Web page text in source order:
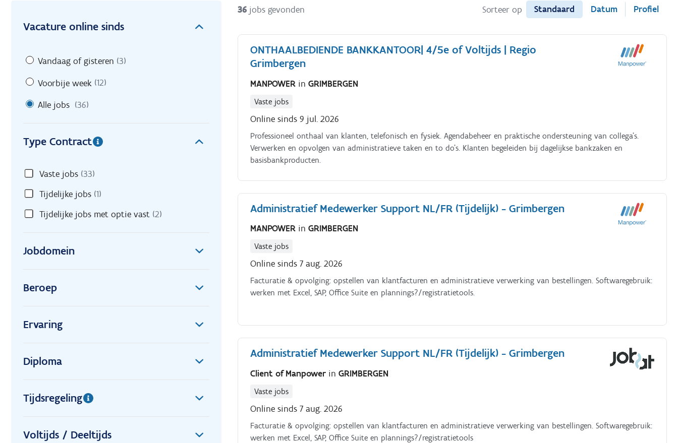
Vacature online sinds
Vandaag of gisteren (3)
Voorbije week (12)
Alle jobs (36)
Type Contract
Vaste jobs (33)
Tijdelijke jobs (1)
Tijdelijke jobs met optie vast (2)
Jobdomein
Beroep
Ervaring
Diploma
Tijdsregeling
Voltijds / Deeltijds
36 jobs gevonden Sorteer op Standaard Datum Profiel
ONTHAALBEDIENDE BANKKANTOOR| 4/5e of Voltijds | Regio
Grimbergen
MANPOWER inGRIMBERGEN
Vaste jobs
Online sinds 9 jul. 2026
Professioneel onthaal van klanten, telefonisch en fysiek. Agendabeheer en praktische ondersteuning van collega’s.
Verwerken en opvolgen van administratieve taken en to do’s. Klanten begeleiden bij dagelijkse bankzaken en
basisbankproducten.
Administratief Medewerker Support NL/FR (Tijdelijk) - Grimbergen
MANPOWER inGRIMBERGEN
Vaste jobs
Online sinds 7 aug. 2026
Facturatie & opvolging: opstellen van klantfacturen en administratieve verwerking van bestellingen. Softwaregebruik:
werken met Excel, SAP, Office Suite en plannings?/registratietools.
Administratief Medewerker Support NL/FR (Tijdelijk) - Grimbergen
Client of Manpower inGRIMBERGEN
Vaste jobs
Online sinds 7 aug. 2026
Facturatie & opvolging: opstellen van klantfacturen en administratieve verwerking van bestellingen. Softwaregebruik:
werken met Excel, SAP, Office Suite en plannings?/registratietools